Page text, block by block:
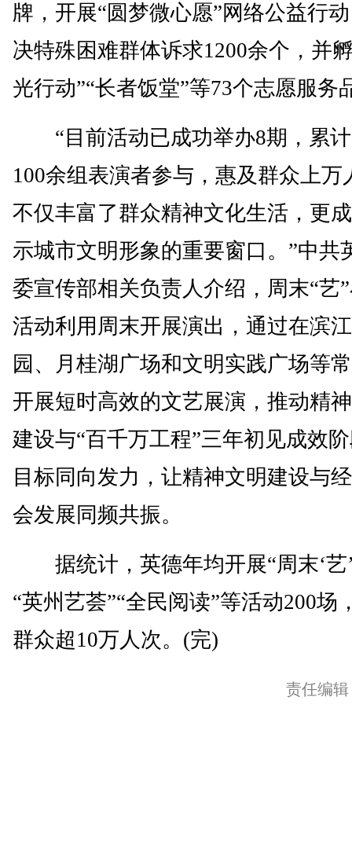
牌，开展“圆梦微心愿”网络公益行
决特殊困难群体诉求1200余个，并
光行动”“长者饭堂”等73个志愿服务
“目前活动已成功举办8期，累
100余组表演者参与，惠及群众上万
不仅丰富了群众精神文化生活，更
示城市文明形象的重要窗口。”中共
委宣传部相关负责人介绍，周末“艺
活动利用周末开展演出，通过在滨
园、月桂湖广场和文明实践广场等
开展短时高效的文艺展演，推动精
建设与“百千万工程”三年初见成效
目标同向发力，让精神文明建设与
会发展同频共振。
据统计，英德年均开展“周末‘艺
“英州艺荟”“全民阅读”等活动200场
群众超10万人次。(完)
责任编